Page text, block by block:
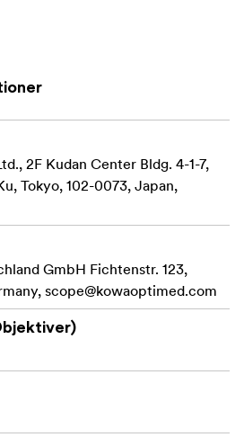
2F Kudan Center Bldg. 4-1-7,
Tokyo, 102-0073, Japan,
GmbH Fichtenstr. 123,
scope@kowaoptimed.com